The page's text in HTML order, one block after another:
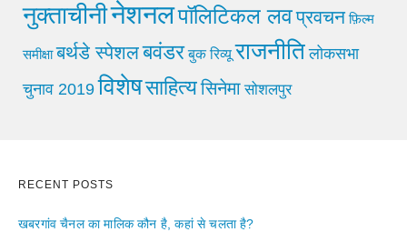
नुक्ताचीनीनेशनलपॉलिटिकल लवप्रवचन फ़िल्म
समीक्षा बर्थडे स्पेशलबवंडर बुक रिव्यू राजनीति लोकसभा
चुनाव 2019 विशेषसाहित्यसिनेमा सोशलपुर
RECENT POSTS
खबरगांव चैनल का मालिक कौन है, कहां से चलता है?